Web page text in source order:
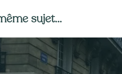
sujet…